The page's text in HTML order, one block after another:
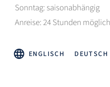
Sonntag: saisonabhängig
Anreise: 24 Stunden möglich
ENGLISCH DEUTSCH